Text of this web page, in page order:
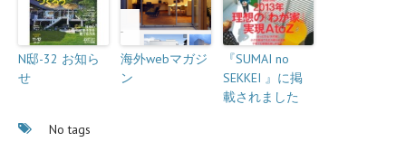
N邸-32 お知ら
せ
海外webマガジ
ン
『SUMAI no
SEKKEI 』に掲
載されました
No tags